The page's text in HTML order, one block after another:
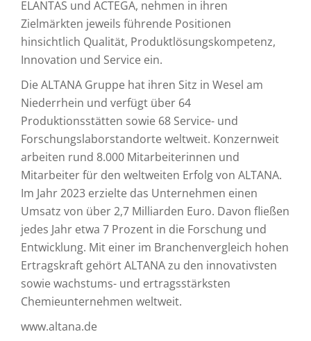
ELANTAS und ACTEGA, nehmen in ihren
Zielmärkten jeweils führende Positionen
hinsichtlich Qualität, Produktlösungskompetenz,
Innovation und Service ein.
Die ALTANA Gruppe hat ihren Sitz in Wesel am
Niederrhein und verfügt über 64
Produktionsstätten sowie 68 Service- und
Forschungslaborstandorte weltweit. Konzernweit
arbeiten rund 8.000 Mitarbeiterinnen und
Mitarbeiter für den weltweiten Erfolg von ALTANA.
Im Jahr 2023 erzielte das Unternehmen einen
Umsatz von über 2,7 Milliarden Euro. Davon fließen
jedes Jahr etwa 7 Prozent in die Forschung und
Entwicklung. Mit einer im Branchenvergleich hohen
Ertragskraft gehört ALTANA zu den innovativsten
sowie wachstums- und ertragsstärksten
Chemieunternehmen weltweit.
www.altana.de